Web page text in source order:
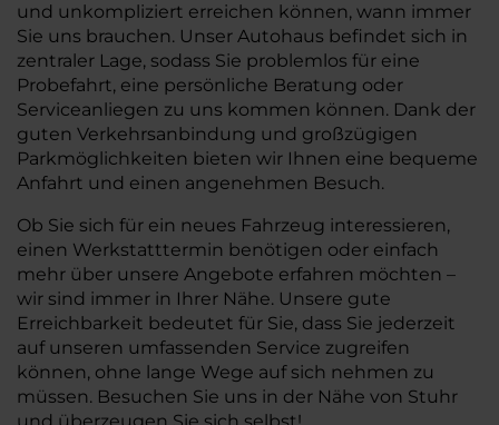
und unkompliziert erreichen können, wann immer
Sie uns brauchen. Unser Autohaus befindet sich in
zentraler Lage, sodass Sie problemlos für eine
Probefahrt, eine persönliche Beratung oder
Serviceanliegen zu uns kommen können. Dank der
guten Verkehrsanbindung und großzügigen
Parkmöglichkeiten bieten wir Ihnen eine bequeme
Anfahrt und einen angenehmen Besuch.
Ob Sie sich für ein neues Fahrzeug interessieren,
einen Werkstatttermin benötigen oder einfach
mehr über unsere Angebote erfahren möchten –
wir sind immer in Ihrer Nähe. Unsere gute
Erreichbarkeit bedeutet für Sie, dass Sie jederzeit
auf unseren umfassenden Service zugreifen
können, ohne lange Wege auf sich nehmen zu
müssen. Besuchen Sie uns in der Nähe von Stuhr